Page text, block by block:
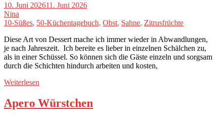
10. Juni 202611. Juni 2026
Nina
10-Süßes, 50-Küchentagebuch, Obst, Sahne, Zitrusfrüchte
Diese Art von Dessert mache ich immer wieder in Abwandlungen,
je nach Jahreszeit. Ich bereite es lieber in einzelnen Schälchen zu,
als in einer Schüssel. So können sich die Gäste einzeln und sorgsam
durch die Schichten hindurch arbeiten und kosten,
Weiterlesen
Apero Würstchen